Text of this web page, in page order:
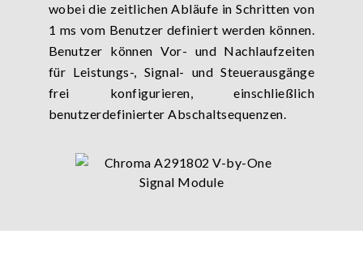
wobei die zeitlichen Abläufe in Schritten von
1 ms vom Benutzer definiert werden können.
Benutzer können Vor- und Nachlaufzeiten
für Leistungs-, Signal- und Steuerausgänge
frei konfigurieren, einschließlich
benutzerdefinierter Abschaltsequenzen.